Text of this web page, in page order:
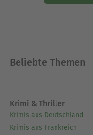
Beliebte Themen
Krimi & Thriller
Krimis aus Deutschland
Krimis aus Frankreich